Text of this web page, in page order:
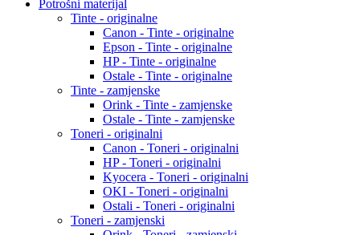
Potrošni materijal
Tinte - originalne
Canon - Tinte - originalne
Epson - Tinte - originalne
HP - Tinte - originalne
Ostale - Tinte - originalne
Tinte - zamjenske
Orink - Tinte - zamjenske
Ostale - Tinte - zamjenske
Toneri - originalni
Canon - Toneri - originalni
HP - Toneri - originalni
Kyocera - Toneri - originalni
OKI - Toneri - originalni
Ostali - Toneri - originalni
Toneri - zamjenski